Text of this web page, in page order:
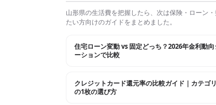
山形県の生活費を把握したら、次は保険・ローン
たい方向けのガイドをまとめました。
住宅ローン変動 vs 固定どっち？2026年金利動
ーションで比較
クレジットカード還元率の比較ガイド｜カテゴ
の1枚の選び方